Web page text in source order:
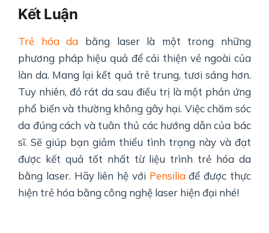
Kết Luận
Trẻ hóa da bằng laser là một trong những
phương pháp hiệu quả để cải thiện vẻ ngoài của
làn da. Mang lại kết quả trẻ trung, tươi sáng hơn.
Tuy nhiên, đỏ rát da sau điều trị là một phản ứng
phổ biến và thường không gây hại. Việc chăm sóc
da đúng cách và tuân thủ các hướng dẫn của bác
sĩ. Sẽ giúp bạn giảm thiểu tình trạng này và đạt
được kết quả tốt nhất từ liệu trình trẻ hóa da
bằng laser. Hãy liên hệ với Pensiliađể được thực
hiện trẻ hóa bằng công nghệ laser hiện đại nhé!